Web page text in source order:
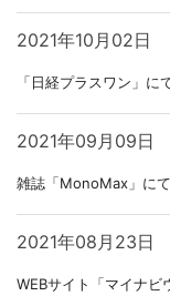
2021年10月02日
「日経プラスワン」に
2021年09月09日
雑誌「MonoMax」に
2021年08月23日
WEBサイト「マイナビ